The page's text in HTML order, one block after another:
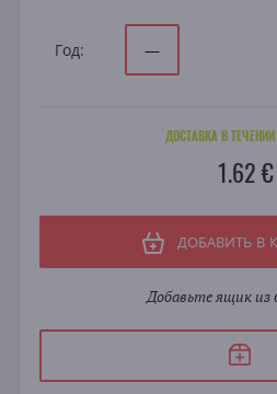
Год: —
ДОСТАВКА В
1.62 €
ДОБАВИТЬ В
Добавьте ящик из